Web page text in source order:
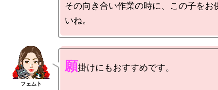
その向き合い作業の時に、この子をお
願掛けにもおすすめです。